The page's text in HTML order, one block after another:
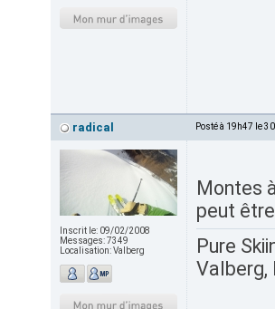
radical Posté à 19h47 le
Inscrit le: 09/02/2008
Messages:7349
Localisation:Valberg
Montes
peut
Pure
Valberg,